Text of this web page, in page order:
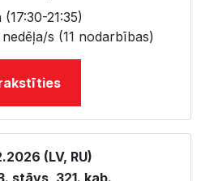
21:35)
s (11 nodarbības)
(LV, RU)
stāvs, 321. kab.